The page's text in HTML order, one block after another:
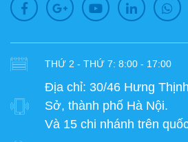
THỨ 2 - THỨ 7: 8:00 - 17:00
Địa chỉ: 30/46 Hưng
Sở, thành phố Hà Nội.
Và 15 chi nhánh trên